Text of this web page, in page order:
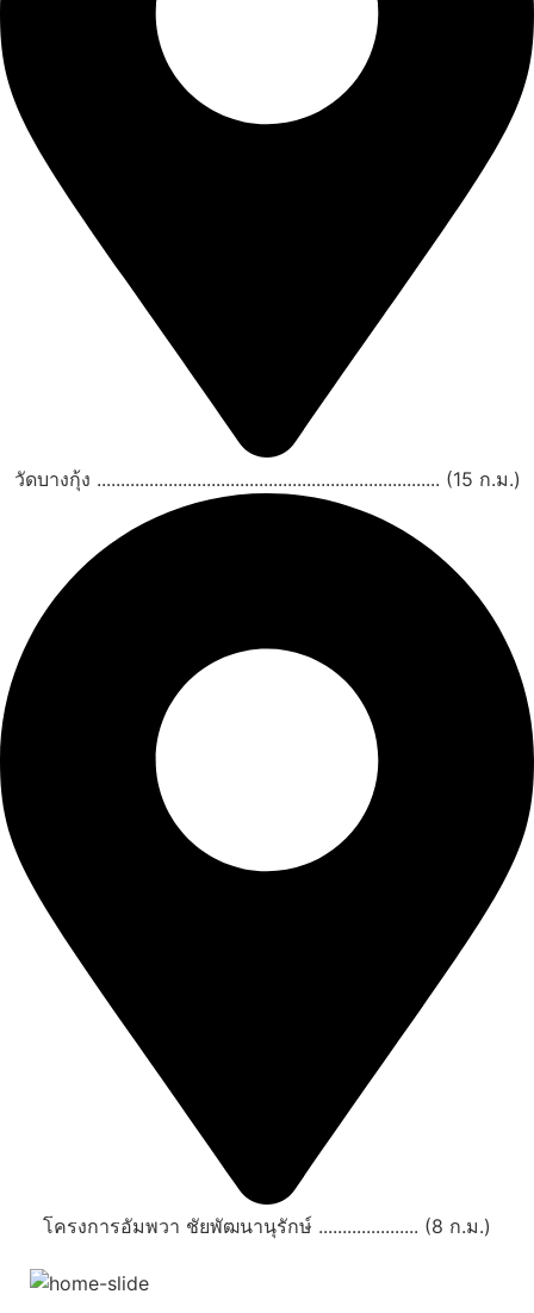
วัดบางกุ้ง ........................................................................ (15 ก.ม.)
โครงการอัมพวา ชัยพัฒนานุรักษ์ ..................... (8 ก.ม.)